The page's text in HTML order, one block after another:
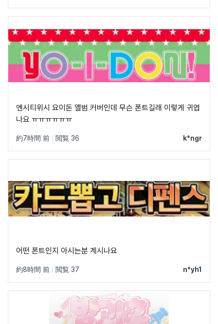
엔시티위시 요이돈 앨범 커버인데 무슨 폰트길래 이렇게 귀엽
나요 ㅠㅠㅠㅠㅠㅠ
約7時間 前 閲覧 36 k*ngr
어떤 폰트인지 아시는분 계시나요
約8時間 前 閲覧 37 n*yh1